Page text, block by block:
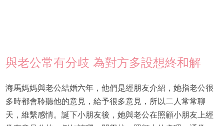
與老公常有分歧 為對方多設想終和解
海馬媽媽與老公結婚六年，他們是經朋友介紹，她指老公很
多時都會聆聽他的意見，給予很多意見，所以二人常常聊
天，維繫感情。誕下小朋友後，她與老公在照顧小朋友上經